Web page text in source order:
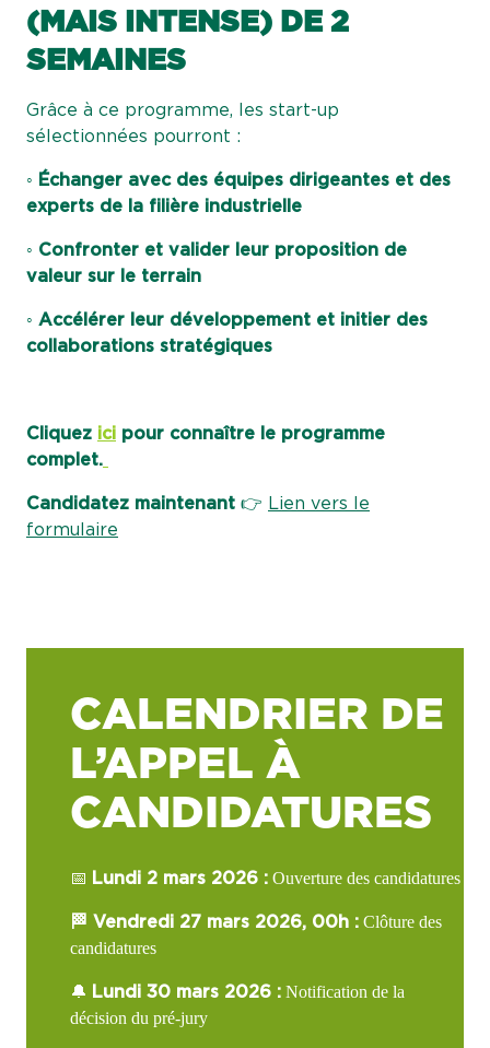
(MAIS INTENSE) DE 2
SEMAINES
Grâce à ce programme, les start-up
sélectionnées pourront :
◦ Échanger avec des équipes dirigeantes et des
experts de la filière industrielle
◦ Confronter et valider leur proposition de
valeur sur le terrain
◦ Accélérer leur développement et initier des
collaborations stratégiques
Cliquez ici pour connaître le programme
complet.
Candidatez maintenant 👉 Lien vers le
formulaire
CALENDRIER DE
L’APPEL À
CANDIDATURES
📅 Lundi 2 mars 2026 : Ouverture des candidatures
🏁 Vendredi 27 mars 2026, 00h : Clôture des
candidatures
🔔 Lundi 30 mars 2026 : Notification de la
décision du pré-jury